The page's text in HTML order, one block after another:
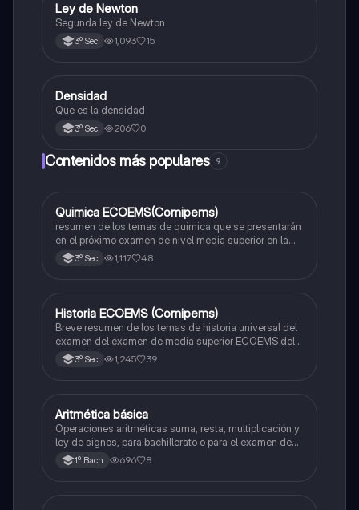
Física
Ley de Newton
Segunda ley de Newton
3º Sec 1,093 15
Matemáticas
Densidad
Que es la densidad
3º Sec 206 0
Contenidos más populares 9
Química
Quimica ECOEMS(Comipems)
resumen de los temas de quimica que se presentarán
en el próximo examen de nivel media superior en la
zona metropolitana de el valle de México
3º Sec 1,117 48
Historia
Historia ECOEMS (Comipems)
Breve resumen de los temas de historia universal del
examen del examen de media superior ECOEMS del
valle de México
3º Sec 1,245 39
Matemáticas
Aritmética básica
Operaciones aritméticas suma, resta, multiplicación y
ley de signos, para bachillerato o para el examen de
admisión a la universidad
1º Bach 696 8